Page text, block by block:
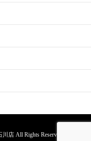
店 All Rights Reserved.